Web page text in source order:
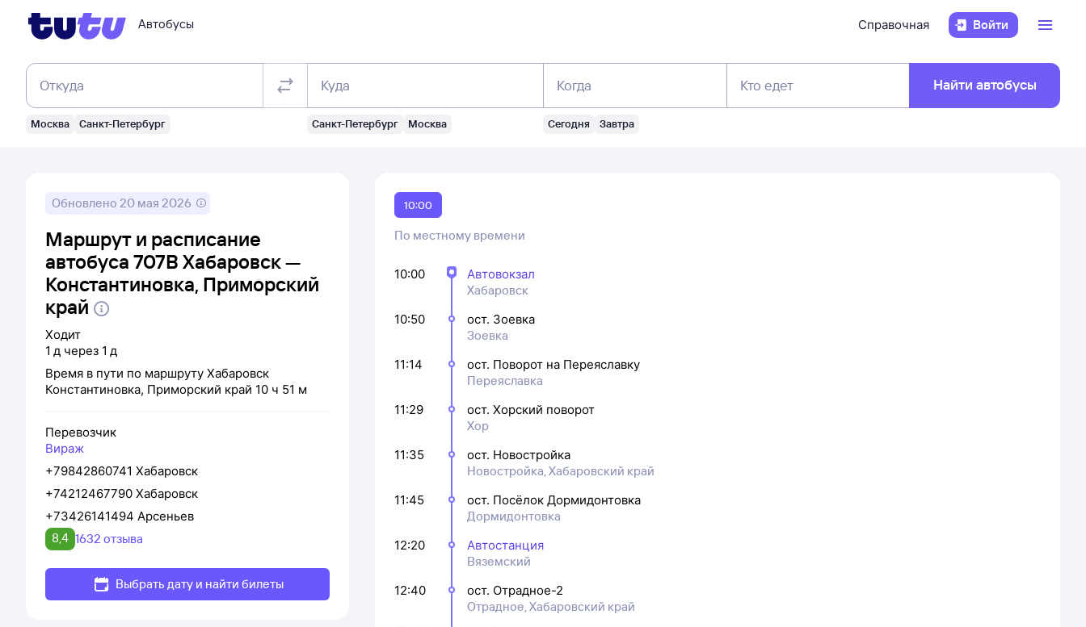
Автобусы Справочная Войти
Откуда
Москва Санкт-Петербург
Куда
Санкт-Петербург Москва
Когда
Сегодня Завтра
Кто едет Найти автобусы
Обновлено 20 мая 2026
Маршрут и расписание
автобуса 707В Хабаровск —
Константиновка, Приморский
край
Ходит
1 д через 1 д
Время в пути по маршруту Хабаровск
Константиновка, Приморский край 10 ч 51 м
Перевозчик
Вираж
+79842860741 Хабаровск
+74212467790 Хабаровск
+73426141494 Арсеньев
8,4 1632 отзыва
Выбрать дату и найти билеты
10:00
По местному времени
10:00
Автовокзал
Хабаровск
10:50
ост. Зоевка
Зоевка
11:14
ост. Поворот на Переяславку
Переяславка
11:29
ост. Хорский поворот
Хор
11:35
ост. Новостройка
Новостройка, Хабаровский край
11:45
ост. Посёлок Дормидонтовка
Дормидонтовка
12:20
Автостанция
Вяземский
12:40
ост. Отрадное-2
Отрадное, Хабаровский край